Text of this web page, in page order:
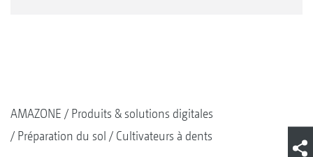
AMAZONE
Produits & solutions digitales
Préparation du sol
Cultivateurs à dents